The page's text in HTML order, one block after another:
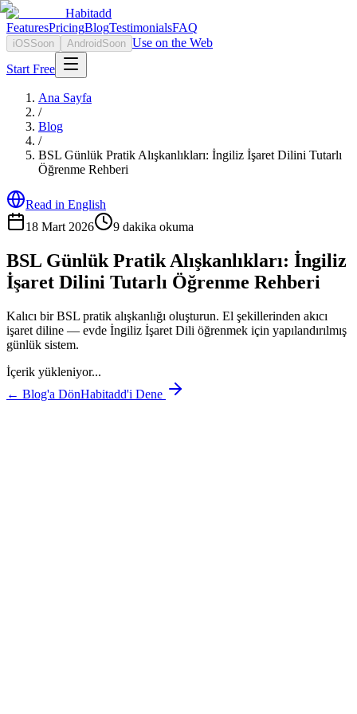
Habitadd
FeaturesPricingBlogTestimonialsFAQ
iOSSoon Android Soon Use on the Web
Start Free
Ana Sayfa
/
Blog
/
BSL Günlük Pratik Alışkanlıkları: İngiliz İşaret Dilini Tutarlı
Öğrenme Rehberi
Read in English
18 Mart 2026
9 dakika okuma
BSL Günlük Pratik Alışkanlıkları: İngiliz
İşaret Dilini Tutarlı Öğrenme Rehberi
Kalıcı bir BSL pratik alışkanlığı oluşturun. El şekillerinden akıcı
işaret diline — evde İngiliz İşaret Dili öğrenmek için yapılandırılmış
günlük sistem.
İçerik yükleniyor...
← Blog'a DönHabitadd'i Dene